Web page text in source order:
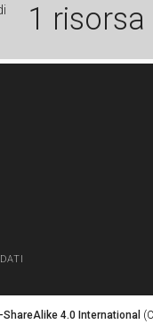
1 risorsa
4.0 International